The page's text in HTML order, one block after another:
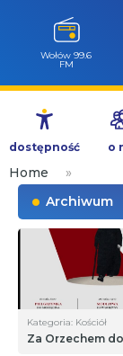
Przejdź
treści
Wołów 99.6
FM
dostępność o
Home
»
Archiwum
Kategoria: Kościół
Za Orzechem